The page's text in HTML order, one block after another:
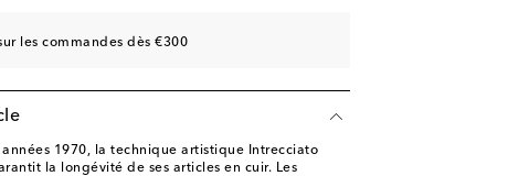
les commandes dès €300
1970, la technique artistique Intrecciato
la longévité de ses articles en cuir. Les